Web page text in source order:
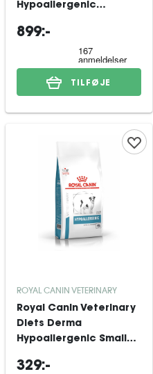
Hypoallergenic
899:-
TILFØJE
ROYAL CANIN VETERINARY
Royal Canin Veterinary
Diets Derma
Hypoallergenic Small
3,5 kg
329:-